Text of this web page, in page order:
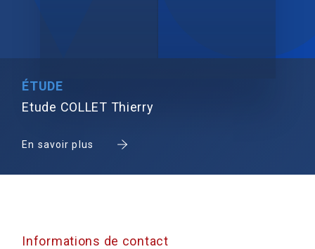
ÉTUDE
Etude COLLET Thierry
En savoir plus
Informations de contact